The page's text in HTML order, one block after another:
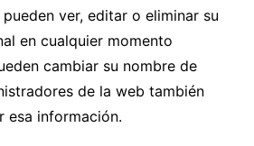
ver, editar o eliminar su
en cualquier momento
cambiar su nombre de
de la web también
esa información.